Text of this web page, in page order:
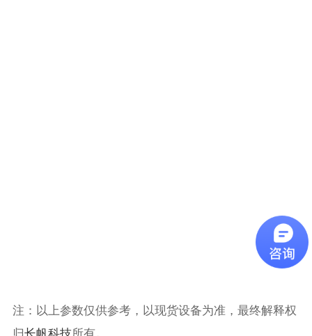
注：以上参数仅供参考，以现货设备为准，最终解释权